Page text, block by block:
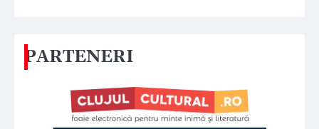
PARTENERI